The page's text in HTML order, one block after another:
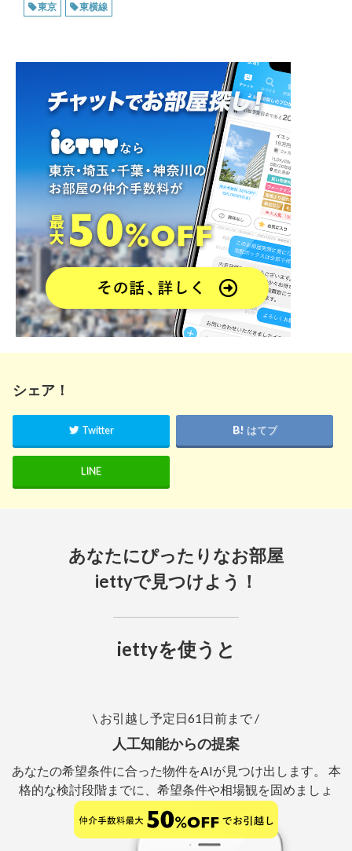
東京 東横線
シェア！
Twitter はてブ
LINE
あなたにぴったりなお部屋
iettyで見つけよう！
iettyを使うと
\ お引越し予定日61日前まで /
人工知能からの提案
あなたの希望条件に合った物件をAIが見つけ出します。 本
格的な検討段階までに、希望条件や相場観を固めましょ
う。